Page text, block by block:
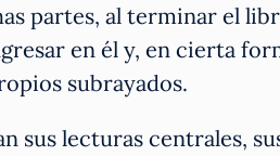
partes, al terminar el
en él y, en cierta
subrayados.
sus lecturas centrales,